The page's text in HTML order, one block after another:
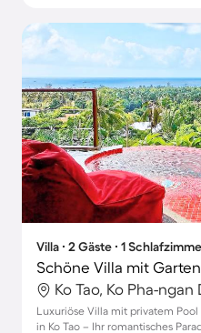
Villa ∙ 2 Gäste ∙ 1
Ko Tao, Ko Pha-
Luxuriöse Villa mit privatem
in Ko Tao – Ihr romantisches